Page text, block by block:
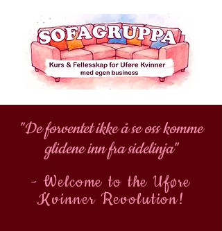
"De forventet ikke å se oss komme
glidene inn fra sidelinja"
- Welcome to the Uføre
Kvinner Revolution!